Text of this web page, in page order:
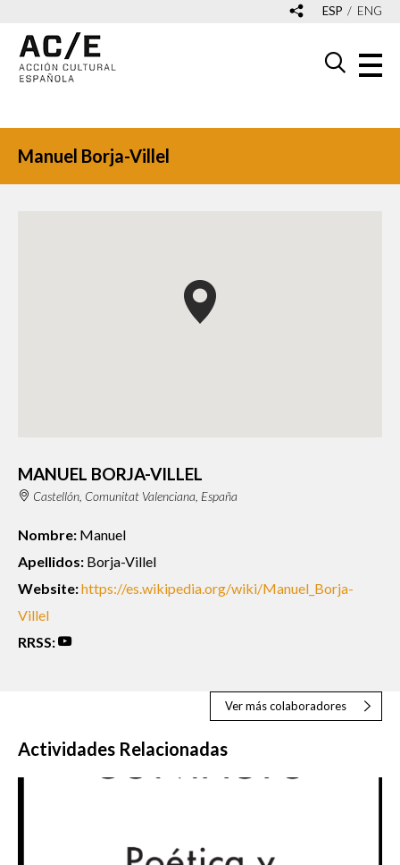
ESP ENG
Manuel Borja-Villel
MANUEL BORJA-VILLEL
Castellón, Comunitat Valenciana, España
Nombre: Manuel
Apellidos: Borja-Villel
Website:https://es.wikipedia.org/wiki/Manuel_Borja-
Villel
RRSS:
Ver más colaboradores
Actividades Relacionadas